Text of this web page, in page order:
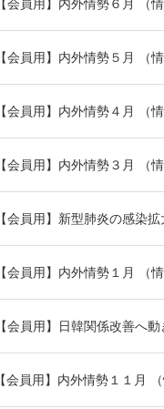
【会員用】内外情勢６月 （
【会員用】内外情勢５月 （
【会員用】内外情勢４月 （
【会員用】内外情勢３月 （
【会員用】新型肺炎の感染
【会員用】内外情勢１月 （
【会員用】日韓関係改善へ
【会員用】内外情勢１１月